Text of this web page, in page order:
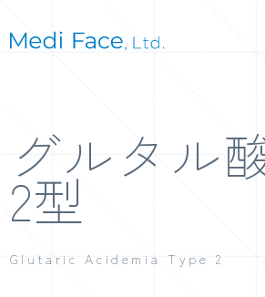
グルタル
2型
Glutaric Acidemia Type 2